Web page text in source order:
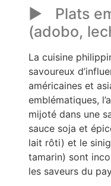
Plats
(adobo,
La cuisine
savoureux
américaines et
emblématiques,
mijoté dans une
sauce soja et
lait rôti) et le
tamarin) sont
les saveurs du